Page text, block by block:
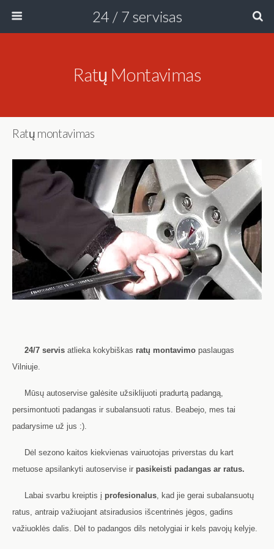
24 / 7 servisas
Ratų Montavimas
Ratų montavimas
24/7 servis atlieka kokybiškas ratų montavimo paslaugas
Vilniuje.
Mūsų autoservise galėsite užsiklijuoti pradurtą padangą,
persimontuoti padangas ir subalansuoti ratus. Beabejo, mes tai
padarysime už jus :).
Dėl sezono kaitos kiekvienas vairuotojas priverstas du kart
metuose apsilankyti autoservise ir pasikeisti padangas ar ratus.
Labai svarbu kreiptis į profesionalus, kad jie gerai subalansuotų
ratus, antraip važiuojant atsiradusios išcentrinės jėgos, gadins
važiuoklės dalis. Dėl to padangos dils netolygiai ir kels pavojų kelyje.